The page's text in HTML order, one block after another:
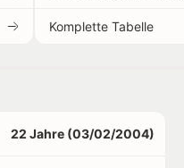
Komplette Tabelle
22 Jahre (03/02/2004)